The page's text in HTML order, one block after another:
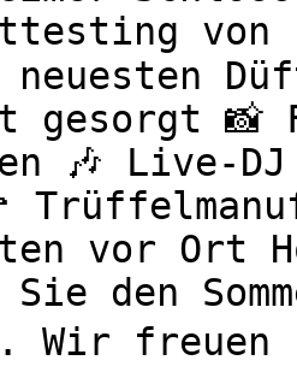
gesorgt 📸
🎶
vor Ort
den
Wir freuen